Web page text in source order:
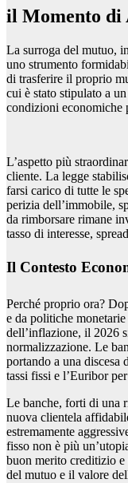
il Momento di
La surroga del mutuo,
uno strumento
di trasferire il proprio
cui è stato stipulato a
condizioni economiche
L’aspetto più
cliente. La legge
farsi carico di tutte le
perizia dell’immobile,
da rimborsare rimane
tasso di interesse,
Il Contesto
Perché proprio ora?
e da politiche
dell’inflazione, il 2026
normalizzazione. Le
portando a una
tassi fissi e l’Euribor
Le banche, forti di una
nuova clientela
estremamente
fisso non è più
buon merito creditizio
del mutuo e il valore